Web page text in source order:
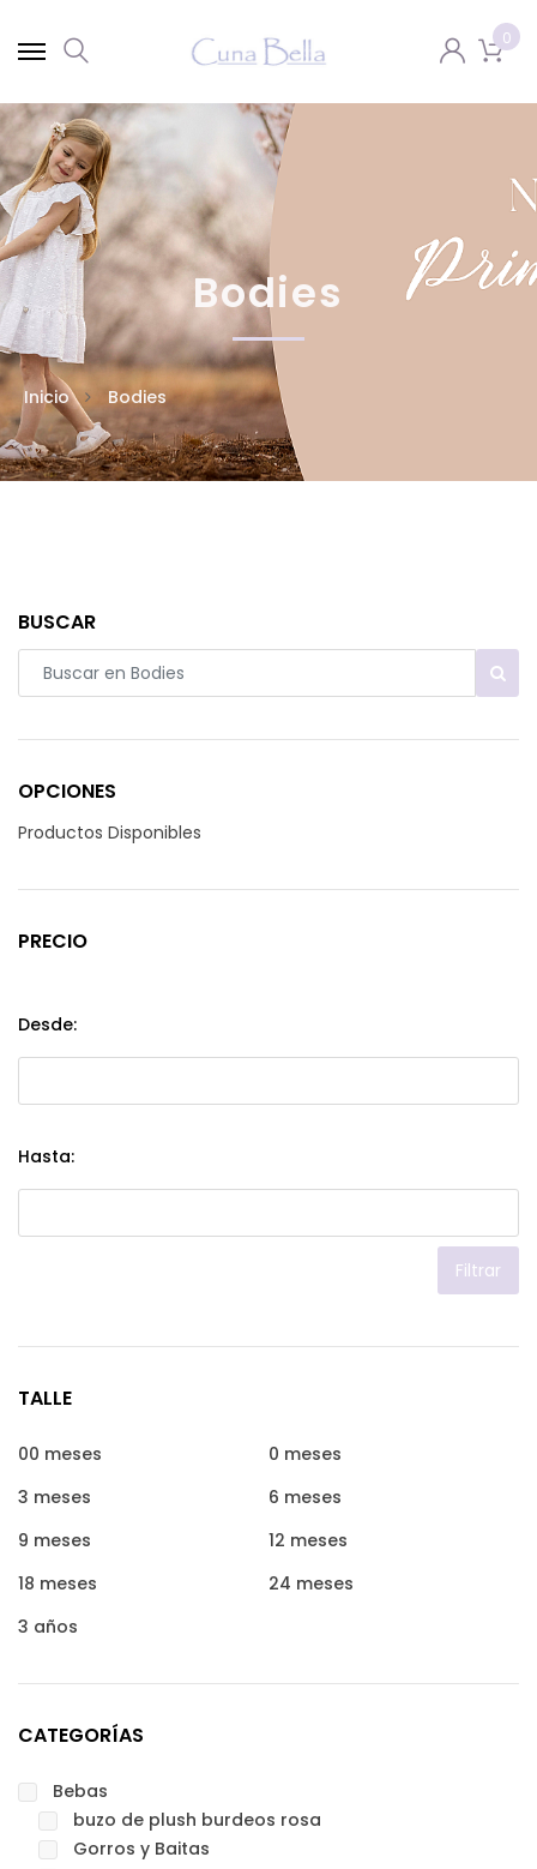
0
Bodies
Inicio Bodies
BUSCAR
OPCIONES
Productos Disponibles
PRECIO
Desde:
Hasta:
Filtrar
TALLE
00 meses
0 meses
3 meses
6 meses
9 meses
12 meses
18 meses
24 meses
3 años
CATEGORÍAS
Bebas
buzo de plush burdeos rosa
Gorros y Baitas